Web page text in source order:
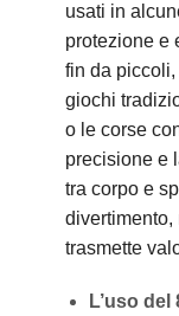
usati in
protezione e
fin da
giochi
o le corse
precisione e
tra corpo e
divertimento,
trasmette
L’uso